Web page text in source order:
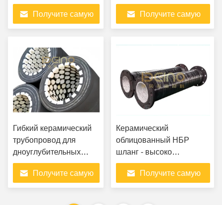
обслуживание с
помощью нашего
керамического
Получите самую
электростанций
Получите самую
Гибкий керамический
трубопровод для
дноуглубительных
работ и
транспортировки песка
Получите самую
Керамический
облицованный НБР
шланг - высоко
износостойкое
промышленное
транспортное решение
Получите самую